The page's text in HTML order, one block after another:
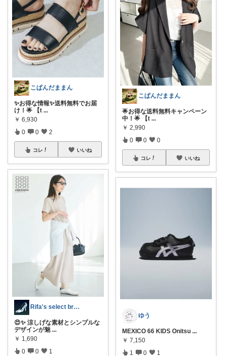
こぱんだままん
✨お得な情報✨送料無料でお届
け！🌟 【t ...
￥ 6,930
0 0 2
コレ いいね
Rifa's select branch
😍✨ 涼しげな素材とシンプルな
デザインが魅 ...
￥ 1,690
0 0 1
こぱんだままん
🌟お得な送料無料キャンペーン
中！🌟 【t ...
￥ 2,990
0 0 0
コレ いいね
ゆう
MEXICO 66 KIDS Onitsu ...
￥ 7,150
1 0 1